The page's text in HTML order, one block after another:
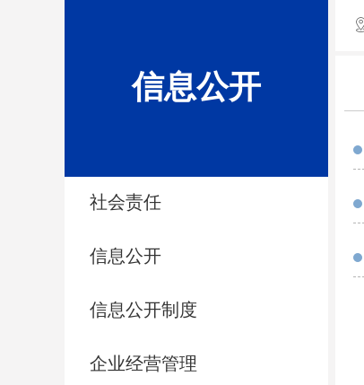
信息公开
社会责任
信息公开
信息公开制度
企业经营管理